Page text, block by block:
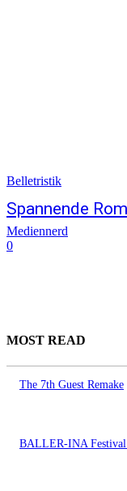
Belletristik
Spannende
Mediennerd
0
MOST READ
The 7th Guest Remake
BALLER-INA Festival